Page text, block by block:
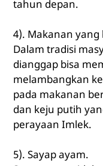
tahun depan.
4). Makanan
Dalam tradisi
dianggap bisa
melambangkan
pada makanan
dan keju putih
perayaan Imlek.
5). Sayap ayam.